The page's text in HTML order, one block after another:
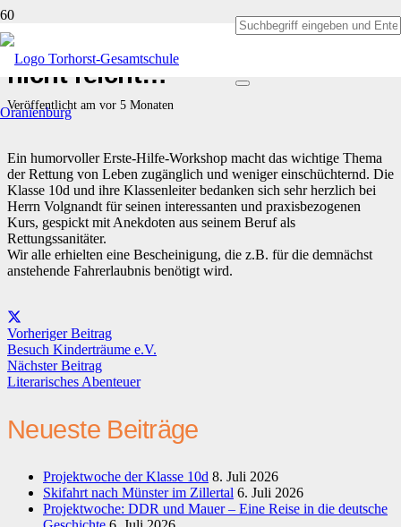
Erste Hilfe:…weil „Oje“-sagen
nicht reicht…
Veröffentlicht am vor 5 Monaten
Ein humorvoller Erste-Hilfe-Workshop macht das wichtige Thema
der Rettung von Leben zugänglich und weniger einschüchternd. Die
Klasse 10d und ihre Klassenleiter bedanken sich sehr herzlich bei
Herrn Volgnandt für seinen interessanten und praxisbezogenen
Kurs, gespickt mit Anekdoten aus seinem Beruf als
Rettungssanitäter.
Wir alle erhielten eine Bescheinigung, die z.B. für die demnächst
anstehende Fahrerlaubnis benötigt wird.
Vorheriger Beitrag
Besuch Kinderträume e.V.
Nächster Beitrag
Literarisches Abenteuer
Neueste Beiträge
Projektwoche der Klasse 10d 8. Juli 2026
Skifahrt nach Münster im Zillertal 6. Juli 2026
Projektwoche: DDR und Mauer – Eine Reise in die deutsche